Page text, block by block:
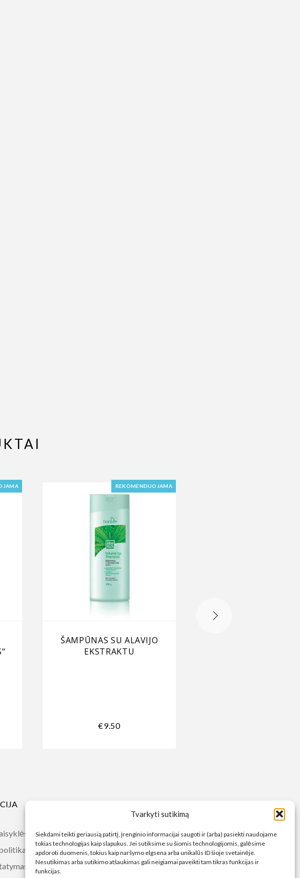
Tvarkyti sutikimą
Siekdami teikti geriausią patirtį, įrenginio informacijai saugoti ir (arba) pasiekti naudojame
tokias technologijas kaip slapukus. Jei sutiksime su šiomis technologijomis, galėsime
apdoroti duomenis, tokius kaip naršymo elgsena arba unikalūs ID šioje svetainėje.
Nesutikimas arba sutikimo atšaukimas gali neigiamai paveikti tam tikras funkcijas ir
funkcijas.
REKOMENDUOJAMA
ŠAMPŪNAS SU ALAVIJO
EKSTRAKTU
€9.50